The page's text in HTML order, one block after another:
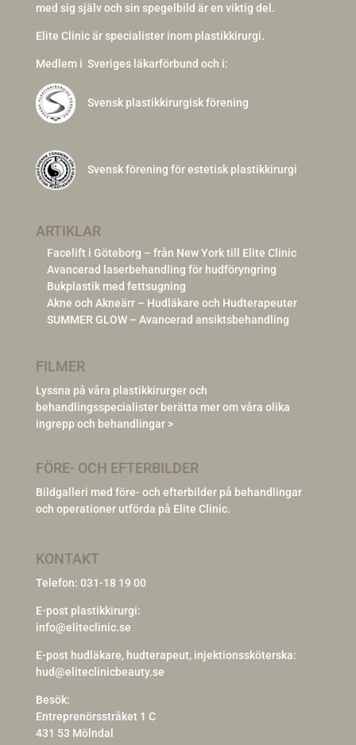
med sig själv och sin spegelbild är en viktig del.
Elite Clinic är specialister inom plastikkirurgi.
Medlem i Sveriges läkarförbund och i:
Svensk plastikkirurgisk förening
Svensk förening för estetisk plastikkirurgi
ARTIKLAR
Facelift i Göteborg – från New York till Elite Clinic
Avancerad laserbehandling för hudföryngring
Bukplastik med fettsugning
Akne och Akneärr – Hudläkare och Hudterapeuter
SUMMER GLOW – Avancerad ansiktsbehandling
FILMER
Lyssna på våra plastikkirurger och
behandlingsspecialister berätta mer om våra olika
ingrepp och behandlingar >
FÖRE- OCH EFTERBILDER
Bildgalleri med före- och efterbilder på behandlingar
och operationer utförda på Elite Clinic.
KONTAKT
Telefon: 031-18 19 00
E-post plastikkirurgi:
info@eliteclinic.se
E-post hudläkare, hudterapeut, injektionssköterska:
hud@eliteclinicbeauty.se
Besök:
Entreprenörsstråket 1 C
431 53 Mölndal